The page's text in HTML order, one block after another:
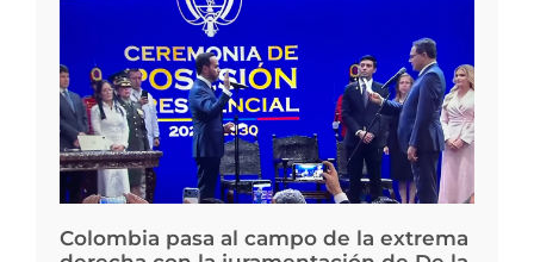
Colombia pasa al campo de la extrema